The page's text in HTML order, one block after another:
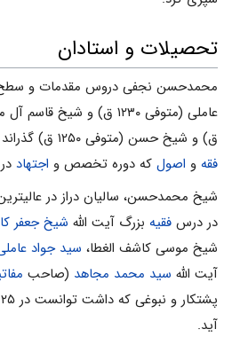
تحصیلات و استادان
محمدحسن نجفی دروس مقدمات و سطح
ق) و شیخ حسن (متوفى ۱۲۵۰ ق) گذراند و در نوجوانى به درس خارج
فقه و اصول که دوره تخصص و اجتهاد
شیخ محمدحسن، سالیان دراز در
در درس فقیه بزرگ آیت الله شیخ جعفر
شیخ موسی کاشف الغطا، سید جواد
آیت الله سید محمد مجاهد (صاحب
پشتکار و نبوغى که داشت توانست در ۲۵ سالگى به درجه
آید.